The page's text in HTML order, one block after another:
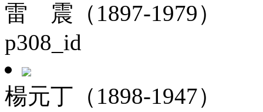
雷 震（1897-1979）
p308_id
楊元丁（1898-1947）